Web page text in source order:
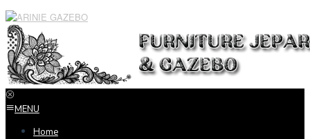
Loncat
ke
konten
MENU
Home